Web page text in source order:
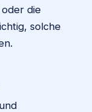
die
solche
und